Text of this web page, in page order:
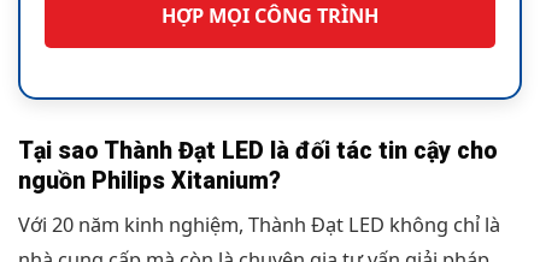
HỢP MỌI CÔNG TRÌNH
Tại sao Thành Đạt LED là đối tác tin cậy cho
nguồn Philips Xitanium?
Với 20 năm kinh nghiệm, Thành Đạt LED không chỉ là